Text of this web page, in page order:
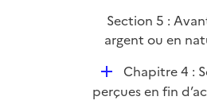
Section 5 :
argent ou en
D
é
Chapitre 4 :
perçues en fin